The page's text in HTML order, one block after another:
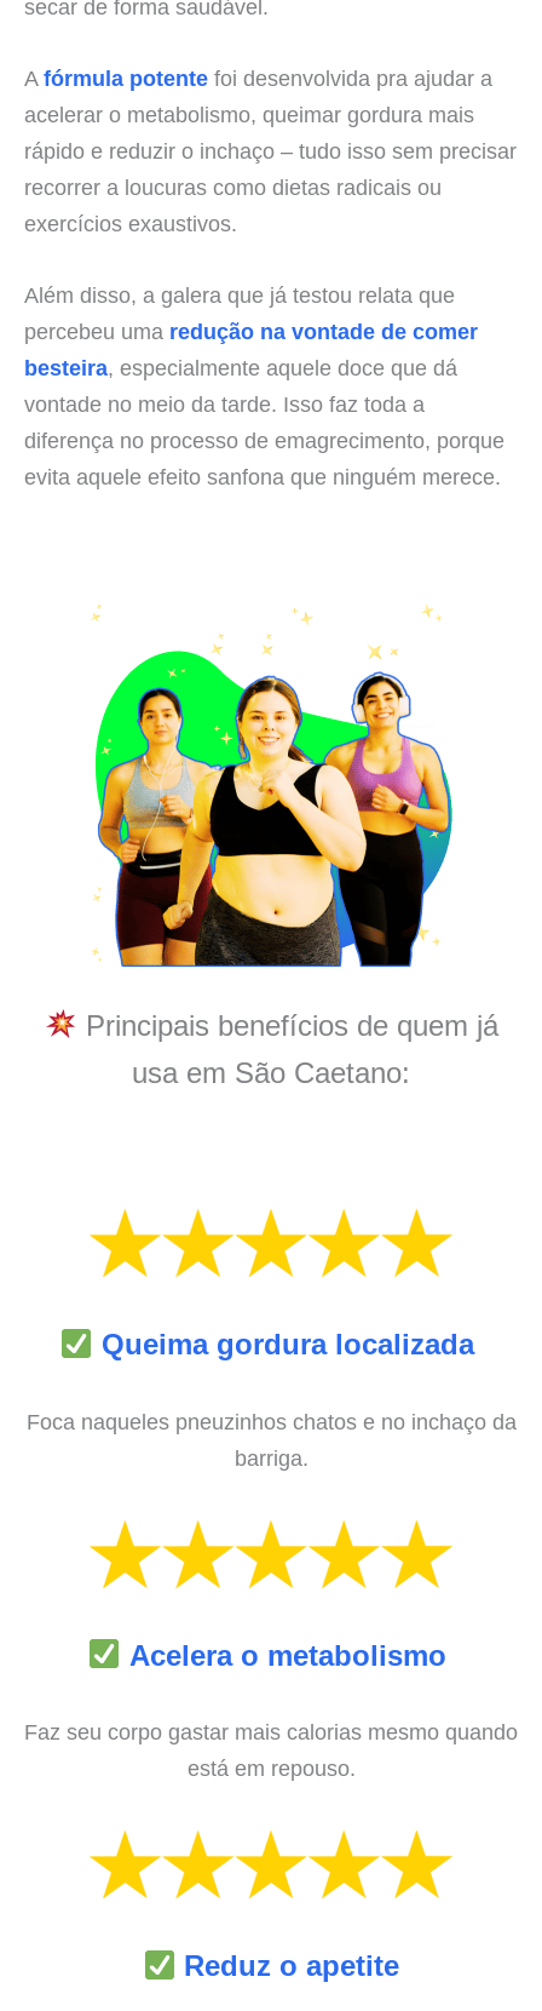
secar de forma saudável.
Afórmula potente foi desenvolvida pra ajudar a
acelerar o metabolismo, queimar gordura mais
rápido e reduzir o inchaço – tudo isso sem precisar
recorrer a loucuras como dietas radicais ou
exercícios exaustivos.
Além disso, a galera que já testou relata que
percebeu uma redução na vontade de comer
besteira, especialmente aquele doce que dá
vontade no meio da tarde. Isso faz toda a
diferença no processo de emagrecimento, porque
evita aquele efeito sanfona que ninguém merece.
Principais benefícios de quem já
usa em São Caetano:
Queima gordura localizada
Foca naqueles pneuzinhos chatos e no inchaço da
barriga.
Acelera o metabolismo
Faz seu corpo gastar mais calorias mesmo quando
está em repouso.
Reduz o apetite